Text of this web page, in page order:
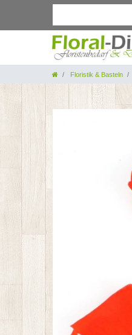
Floristik & Basteln